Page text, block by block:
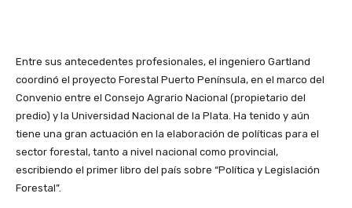
Entre sus antecedentes profesionales, el ingeniero Gartland
coordinó el proyecto Forestal Puerto Península, en el marco del
Convenio entre el Consejo Agrario Nacional (propietario del
predio) y la Universidad Nacional de la Plata. Ha tenido y aún
tiene una gran actuación en la elaboración de políticas para el
sector forestal, tanto a nivel nacional como provincial,
escribiendo el primer libro del país sobre “Política y Legislación
Forestal”.